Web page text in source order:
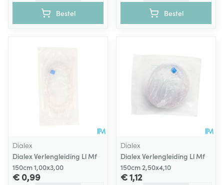
Bestel Bestel
Dialex
Dialex Verlengleiding Ll Mf
150cm 1,00x3,00
€ 0,99
Dialex
Dialex Verlengleiding Ll Mf
150cm 2,50x4,10
€ 1,12